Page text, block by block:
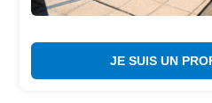
JE SUIS UN